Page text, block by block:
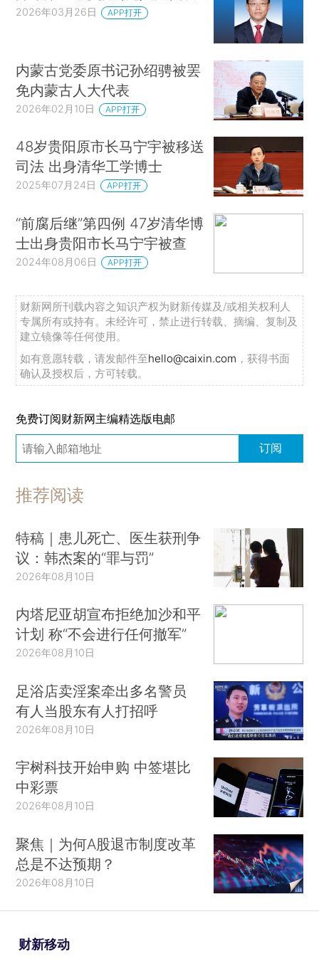
2026年03月26日 APP打开
内蒙古党委原书记孙绍骋被罢
免内蒙古人大代表
2026年02月10日 APP打开
48岁贵阳原市长马宁宇被移送
司法 出身清华工学博士
2025年07月24日 APP打开
“前腐后继”第四例 47岁清华博
士出身贵阳市长马宁宇被查
2024年08月06日 APP打开
财新网所刊载内容之知识产权为财新传媒及/或相关权利人
专属所有或持有。未经许可，禁止进行转载、摘编、复制及
建立镜像等任何使用。
如有意愿转载，请发邮件至hello@caixin.com ，获得书面
确认及授权后，方可转载。
免费订阅财新网主编精选版电邮
订阅
推荐阅读
特稿｜患儿死亡、医生获刑争
议：韩杰案的“罪与罚”
2026年08月10日
内塔尼亚胡宣布拒绝加沙和平
计划 称“不会进行任何撤军”
2026年08月10日
足浴店卖淫案牵出多名警员
有人当股东有人打招呼
2026年08月10日
宇树科技开始申购 中签堪比
中彩票
2026年08月10日
聚焦｜为何A股退市制度改革
总是不达预期？
2026年08月10日
财新移动